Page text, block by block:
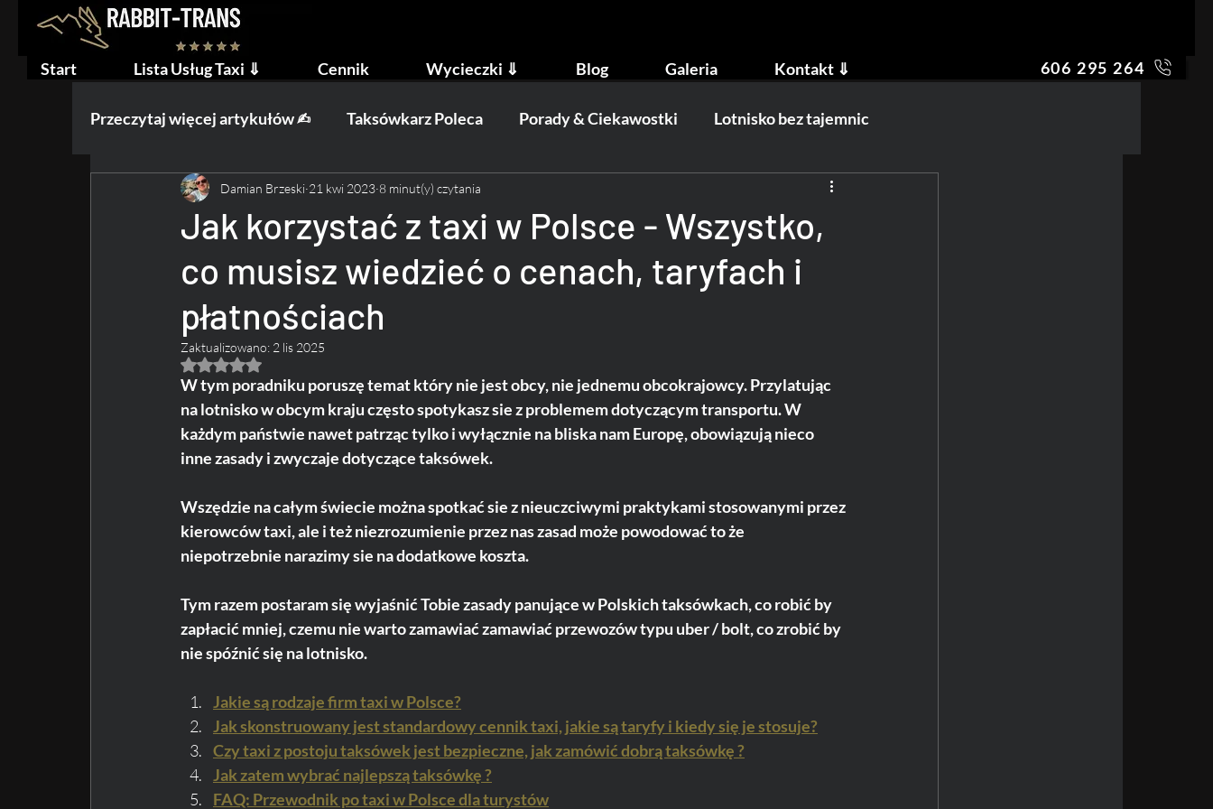
Start Lista Usług Taxi ⇓ Cennik Wycieczki ⇓ Blog Galeria Kontakt ⇓ 606 295 264
Przeczytaj więcej artykułów ✍︎ Taksówkarz Poleca Porady & Ciekawostki Lotnisko bez tajemnic
Praca na Taxi Ślub i Wesele Wydarzenia
Jak korzystać z taxi w Polsce - Wszystko,
co musisz wiedzieć o cenach, taryfach i
płatnościach
Damian Brzeski 21 kwi 2023 8 minut(y) czytania
Zaktualizowano: 2 lis 2025
Oceniono na NaN z 5 gwiazdek.
W tym poradniku poruszę temat który nie jest obcy, nie jednemu obcokrajowcy. Przylatując
na lotnisko w obcym kraju często spotykasz sie z problemem dotyczącym transportu. W
każdym państwie nawet patrząc tylko i wyłącznie na bliska nam Europę, obowiązują nieco
inne zasady i zwyczaje dotyczące taksówek.
Wszędzie na całym świecie można spotkać sie z nieuczciwymi praktykami stosowanymi przez
kierowców taxi, ale i też niezrozumienie przez nas zasad może powodować to że
niepotrzebnie narazimy sie na dodatkowe koszta.
Tym razem postaram się wyjaśnić Tobie zasady panujące w Polskich taksówkach, co robić by
zapłacić mniej, czemu nie warto zamawiać zamawiać przewozów typu uber / bolt, co zrobić by
nie spóźnić się na lotnisko.
Jakie są rodzaje firm taxi w Polsce?
Jak skonstruowany jest standardowy cennik taxi, jakie są taryfy i kiedy się je stosuje?
Czy taxi z postoju taksówek jest bezpieczne, jak zamówić dobrą taksówkę ?
Jak zatem wybrać najlepszą taksówkę ?
FAQ: Przewodnik po taxi w Polsce dla turystów